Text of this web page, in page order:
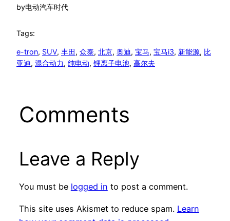
by电动汽车时代
Tags:
e-tron, SUV, 丰田, 众泰, 北京, 奥迪, 宝马, 宝马i3, 新能源, 比
亚迪, 混合动力, 纯电动, 锂离子电池, 高尔夫
Comments
Leave a Reply
You must be logged in to post a comment.
This site uses Akismet to reduce spam. Learn